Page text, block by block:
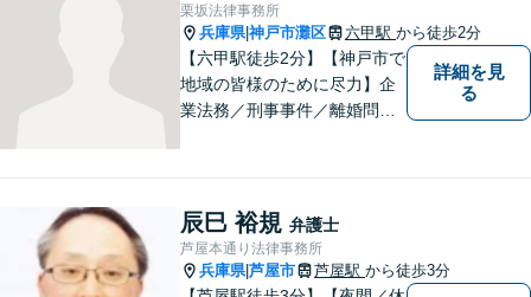
栗坂法律事務所
兵庫県|神戸市灘区 六甲駅 から徒歩2分
【六甲駅徒歩2分】【神戸市で
地域の皆様のために尽力】企
業法務／刑事事件／離婚問題
相談ください。適切な解決へ
の道をご提案し、共に並走い
たします。
詳細を見
る
辰巳 裕規 弁護士
芦屋本通り法律事務所
兵庫県|芦屋市 芦屋駅 から徒歩3分